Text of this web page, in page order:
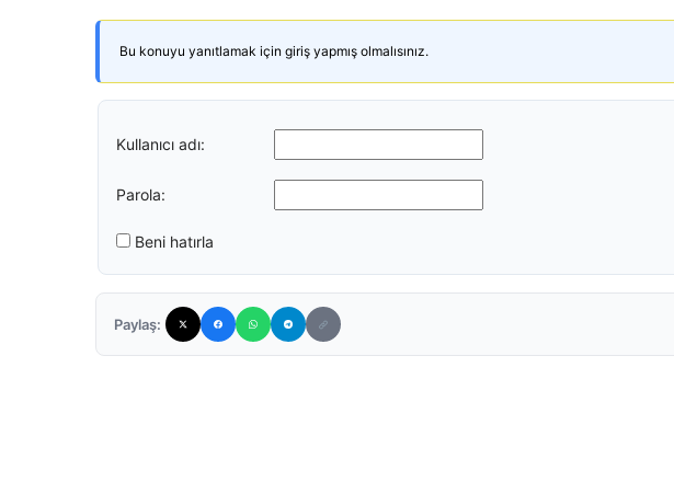
Bu konuyu yanıtlamak için giriş yapmış olmalısınız.
Kullanıcı adı:
Parola:
Beni hatırla
Paylaş: